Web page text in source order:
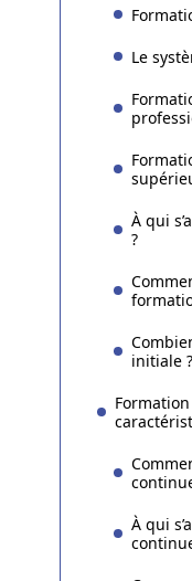
Le
À qui
?
initiale ?
À qui